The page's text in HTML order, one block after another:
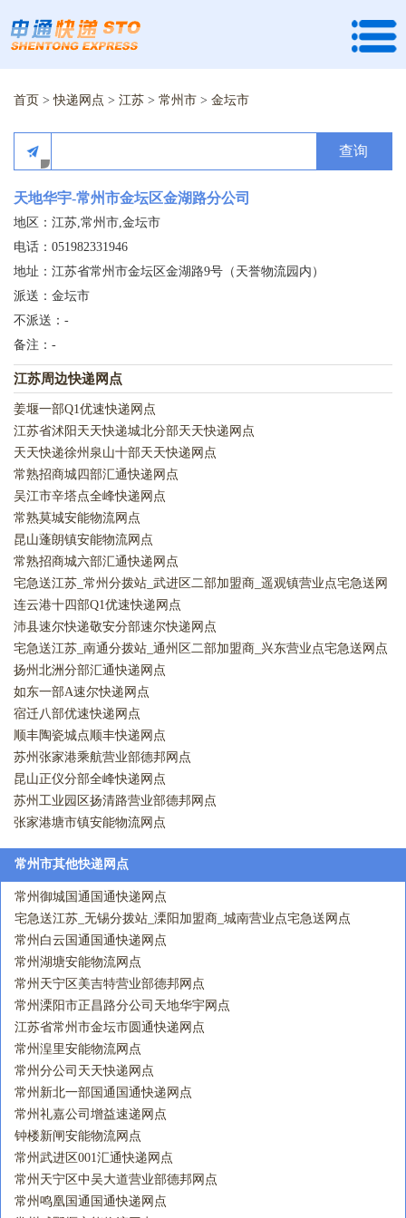
首页 >快递网点 > 江苏 > 常州市 > 金坛市
查询
天地华宇-常州市金坛区金湖路分公司
地区：江苏,常州市,金坛市
电话：051982331946
地址：江苏省常州市金坛区金湖路9号（天誉物流园内）
派送：金坛市
不派送：-
备注：-
江苏周边快递网点
姜堰一部Q1优速快递网点
江苏省沭阳天天快递城北分部天天快递网点
天天快递徐州泉山十部天天快递网点
常熟招商城四部汇通快递网点
吴江市辛塔点全峰快递网点
常熟莫城安能物流网点
昆山蓬朗镇安能物流网点
常熟招商城六部汇通快递网点
宅急送江苏_常州分拨站_武进区二部加盟商_遥观镇营业点宅急送网
点
连云港十四部Q1优速快递网点
沛县速尔快递敬安分部速尔快递网点
宅急送江苏_南通分拨站_通州区二部加盟商_兴东营业点宅急送网点
扬州北洲分部汇通快递网点
如东一部A速尔快递网点
宿迁八部优速快递网点
顺丰陶瓷城点顺丰快递网点
苏州张家港乘航营业部德邦网点
昆山正仪分部全峰快递网点
苏州工业园区扬清路营业部德邦网点
张家港塘市镇安能物流网点
常州市其他快递网点
常州御城国通国通快递网点
宅急送江苏_无锡分拨站_溧阳加盟商_城南营业点宅急送网点
常州白云国通国通快递网点
常州湖塘安能物流网点
常州天宁区美吉特营业部德邦网点
常州溧阳市正昌路分公司天地华宇网点
江苏省常州市金坛市圆通快递网点
常州湟里安能物流网点
常州分公司天天快递网点
常州新北一部国通国通快递网点
常州礼嘉公司增益速递网点
钟楼新闸安能物流网点
常州武进区001汇通快递网点
常州天宁区中吴大道营业部德邦网点
常州鸣凰国通国通快递网点